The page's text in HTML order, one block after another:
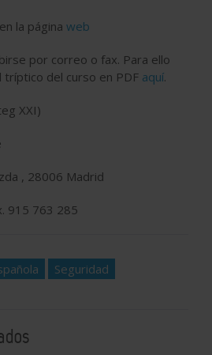
la página web
por correo o fax. Para ello
del curso en PDF aquí.
XXI)
, 28006 Madrid
915 763 285
Seguridad